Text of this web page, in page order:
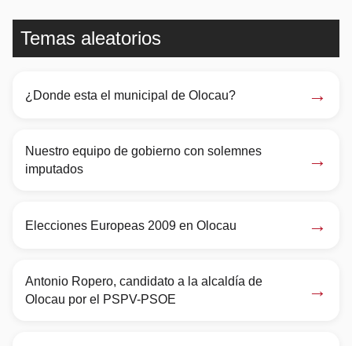
Temas aleatorios
¿Donde esta el municipal de Olocau? →
Nuestro equipo de gobierno con solemnes
imputados
→
Elecciones Europeas 2009 en Olocau →
Antonio Ropero, candidato a la alcaldía de
Olocau por el PSPV-PSOE
→